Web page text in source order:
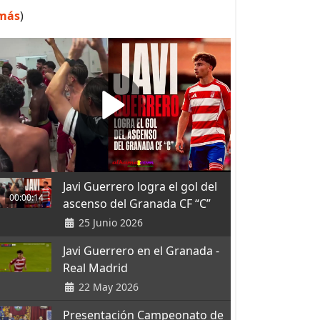
)
00:00:14
Javi Guerrero logra el gol del
ascenso del Granada CF “C”
25 Junio 2026
Javi Guerrero en el Granada -
Real Madrid
22 May 2026
Presentación Campeonato de